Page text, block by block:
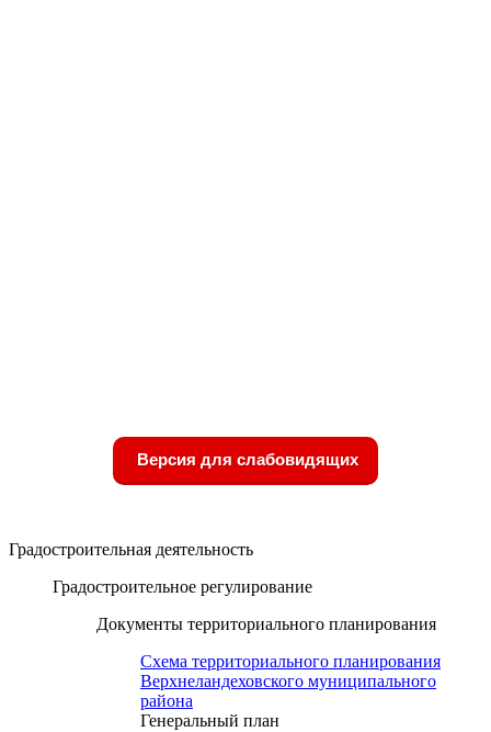
Версия для слабовидящих
Градостроительная деятельность
Градостроительное регулирование
Документы территориального планирования
Схема территориального планирования
Верхнеландеховского муниципального
района
Генеральный план